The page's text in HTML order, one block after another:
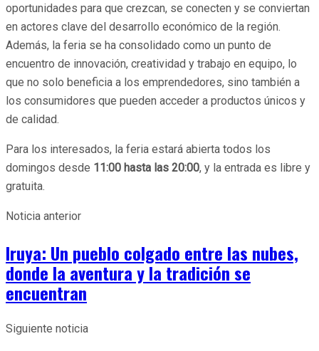
oportunidades para que crezcan, se conecten y se conviertan
en actores clave del desarrollo económico de la región.
Además, la feria se ha consolidado como un punto de
encuentro de innovación, creatividad y trabajo en equipo, lo
que no solo beneficia a los emprendedores, sino también a
los consumidores que pueden acceder a productos únicos y
de calidad.
Para los interesados, la feria estará abierta todos los
domingos desde 11:00 hasta las 20:00, y la entrada es libre y
gratuita.
Noticia anterior
Iruya: Un pueblo colgado entre las nubes,
donde la aventura y la tradición se
encuentran
Siguiente noticia